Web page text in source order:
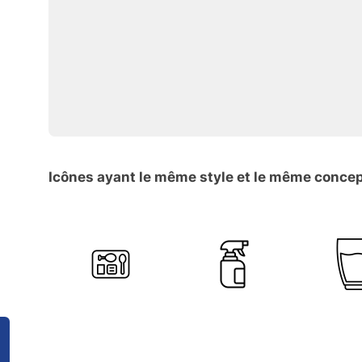
Icônes ayant le même style et le même